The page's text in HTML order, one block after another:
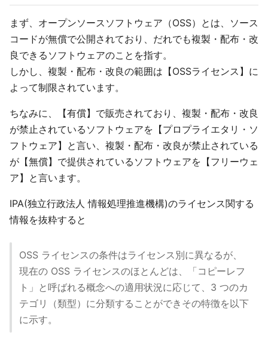
まず、オープンソースソフトウェア（OSS）とは、ソース
コードが無償で公開されており、だれでも複製・配布・改
良できるソフトウェアのことを指す。
しかし、複製・配布・改良の範囲は【OSSライセンス】に
よって制限されています。
ちなみに、【有償】で販売されており、複製・配布・改良
が禁止されているソフトウェアを【プロプライエタリ・ソ
フトウェア】と言い、複製・配布・改良が禁止されている
が【無償】で提供されているソフトウェアを【フリーウェ
ア】と言います。
IPA(独⽴⾏政法⼈ 情報処理推進機構)のライセンス関する
情報を抜粋すると
OSS ライセンスの条件はライセンス別に異なるが、
現在の OSS ライセンスのほとんどは、「コピーレフ
ト」と呼ばれる概念への適⽤状況に応じて、3 つのカ
テゴリ（類型）に分類することができその特徴を以下
に示す。